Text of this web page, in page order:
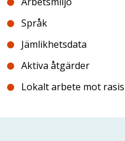
Språk
Jämlikhetsdata
Aktiva åtgärder
Lokalt arbete mot